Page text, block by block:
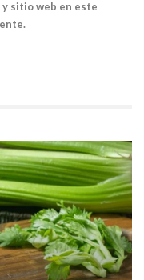
sitio web en este